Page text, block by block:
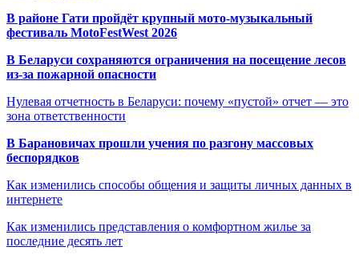
В районе Гати пройдёт крупный мото-музыкальный
фестиваль MotoFestWest 2026
В Беларуси сохраняются ограничения на посещение лесов
из-за пожарной опасности
Нулевая отчетность в Беларуси: почему «пустой» отчет — это
зона ответственности
В Барановичах прошли учения по разгону массовых
беспорядков
Как изменились способы общения и защиты личных данных в
интернете
Как изменились представления о комфортном жилье за
последние десять лет